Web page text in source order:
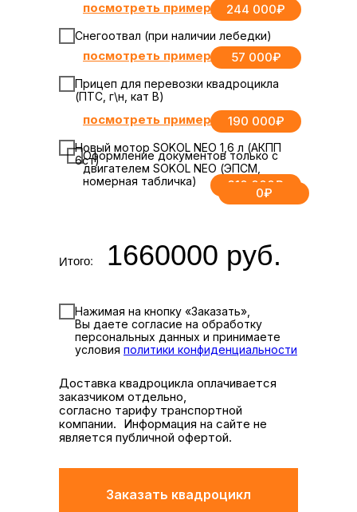
Прицеп для перевозки квадроцикла
(ПТС, г\н, кат В)
Снегоотвал (при наличии лебедки)
244 000₽
посмотреть пример
57 000₽
посмотреть пример
190 000₽
посмотреть пример
Новый мотор SOKOL NЕО 1,6 л (АКПП
6ст)
Оформление документов только с
двигателем SOKOL NEО (ЭПСМ,
номерная табличка)
310 000₽
0₽
1660000 руб.
Итого:
Нажимая на кнопку «Заказать»,
Вы даете согласие на обработку
персональных данных и принимаете
условия политики конфиденциальности
Доставка квадроцикла оплачивается
заказчиком отдельно,
согласно тарифу транспортной
компании. Информация на сайте не
является публичной офертой.
Заказать квадроцикл